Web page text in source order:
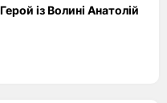
із Волині Анатолій